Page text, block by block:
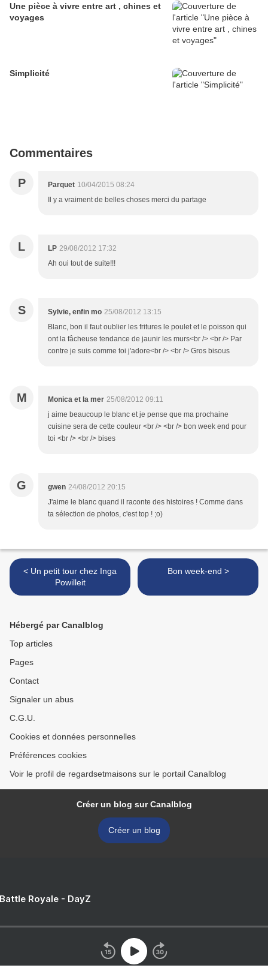
Une pièce à vivre entre art , chines et
voyages
Simplicité
Commentaires
P Parquet 10/04/2015 08:24
Il y a vraiment de belles choses merci du partage
L LP 29/08/2012 17:32
Ah oui tout de suite!!!
S Sylvie, enfin mo 25/08/2012 13:15
Blanc, bon il faut oublier les fritures le poulet et le poisson qui
ont la fâcheuse tendance de jaunir les murs<br /> <br /> Par
contre je suis comme toi j'adore<br /> <br /> Gros bisous
M Monica et la mer 25/08/2012 09:11
j aime beaucoup le blanc et je pense que ma prochaine
cuisine sera de cette couleur <br /> <br /> bon week end pour
toi <br /> <br /> bises
G gwen 24/08/2012 20:15
J'aime le blanc quand il raconte des histoires ! Comme dans
ta sélection de photos, c'est top ! ;o)
< Un petit tour chez Inga
Powilleit
Bon week-end >
Hébergé par Canalblog
Top articles
Pages
Contact
Signaler un abus
C.G.U.
Cookies et données personnelles
Préférences cookies
Voir le profil de regardsetmaisons sur le portail Canalblog
Créer un blog sur Canalblog
Créer un blog
Royale - DayZ